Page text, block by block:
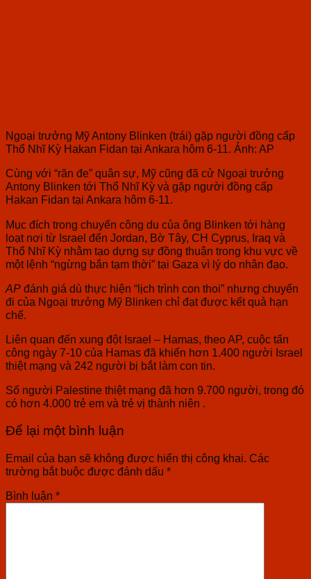
Ngoại trưởng Mỹ Antony Blinken (trái) gặp người đồng cấp
Thổ Nhĩ Kỳ Hakan Fidan tại Ankara hôm 6-11. Ảnh: AP
Cùng với “răn đe” quân sự, Mỹ cũng đã cử Ngoại trưởng
Antony Blinken tới Thổ Nhĩ Kỳ và gặp người đồng cấp
Hakan Fidan tại Ankara hôm 6-11.
Mục đích trong chuyến công du của ông Blinken tới hàng
loạt nơi từ Israel đến Jordan, Bờ Tây, CH Cyprus, Iraq và
Thổ Nhĩ Kỳ nhằm tạo dựng sự đồng thuận trong khu vực về
một lệnh “ngừng bắn tạm thời” tại Gaza vì lý do nhân đạo.
AP đánh giá dù thực hiện “lịch trình con thoi” nhưng chuyến
đi của Ngoại trưởng Mỹ Blinken chỉ đạt được kết quả hạn
chế.
Liên quan đến xung đột Israel – Hamas, theo AP, cuộc tấn
công ngày 7-10 của Hamas đã khiến hơn 1.400 người Israel
thiệt mạng và 242 người bị bắt làm con tin.
Số người Palestine thiệt mạng đã hơn 9.700 người, trong đó
có hơn 4.000 trẻ em và trẻ vị thành niên .
Để lại một bình luận
Email của bạn sẽ không được hiển thị công khai. Các
trường bắt buộc được đánh dấu *
Bình luận *